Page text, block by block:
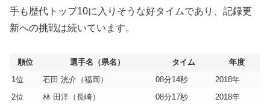
手も歴代トップ10に入りそうな好タイムであり、記録更
新への挑戦は続いています。
順位 選手名（県名） タイム
年度
1位
石田 洸介（福岡） 08分14秒
2018年
2位
林 田洋（長崎） 08分17秒
2018年